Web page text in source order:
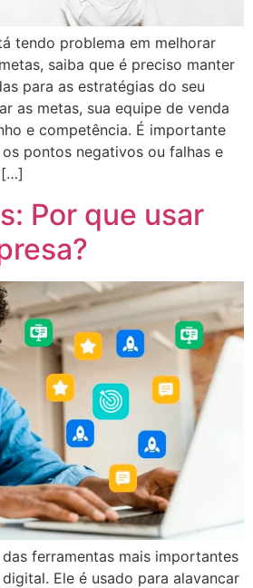
tendo problema em melhorar
saiba que é preciso manter
para as estratégias do seu
as metas, sua equipe de venda
e competência. É importante
pontos negativos ou falhas e
[…]
Por que usar
ferramentas mais importantes
Ele é usado para alavancar